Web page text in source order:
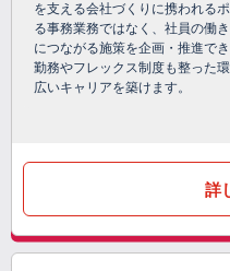
を支える会社づくりに携われる
る事務業務ではなく、社員の働
につながる施策を企画・推進で
勤務やフレックス制度も整った
広いキャリアを築けます。
詳